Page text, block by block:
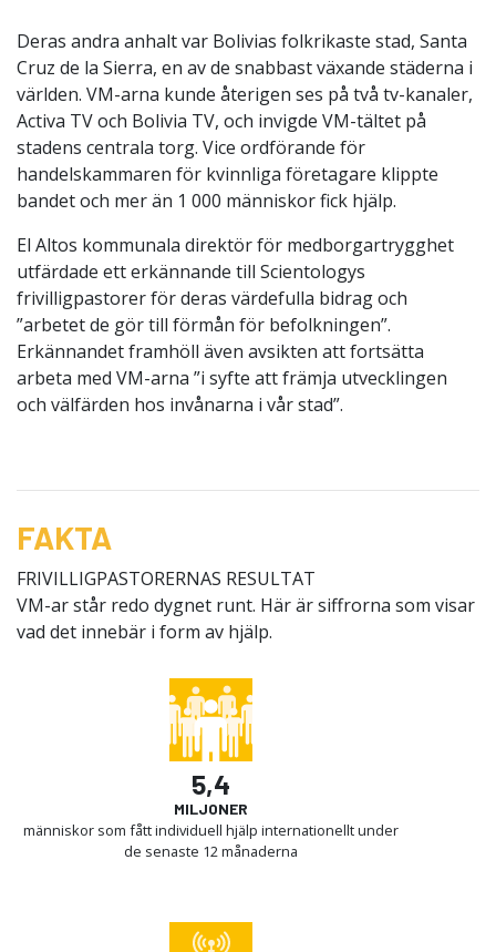
Deras andra anhalt var Bolivias folkrikaste stad, Santa
Cruz de la Sierra, en av de snabbast växande städerna i
världen. VM-arna kunde återigen ses på två tv-kanaler,
Activa TV och Bolivia TV, och invigde VM-tältet på
stadens centrala torg. Vice ordförande för
handelskammaren för kvinnliga företagare klippte
bandet och mer än 1 000 människor fick hjälp.
El Altos kommunala direktör för medborgartrygghet
utfärdade ett erkännande till Scientologys
frivilligpastorer för deras värdefulla bidrag och
”arbetet de gör till förmån för befolkningen”.
Erkännandet framhöll även avsikten att fortsätta
arbeta med VM-arna ”i syfte att främja utvecklingen
och välfärden hos invånarna i vår stad”.
FAKTA
FRIVILLIGPASTORERNAS RESULTAT
VM-ar står redo dygnet runt. Här är siffrorna som visar
vad det innebär i form av hjälp.
5,4
MILJONER
människor som fått individuell hjälp internationellt under
de senaste 12 månaderna